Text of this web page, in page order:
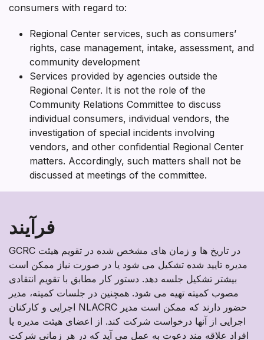
consumers with regard to:
Regional Center services, such as consumers’
rights, case management, intake, assessment, and
community development
Services provided by agencies outside the
Regional Center. It is not the role of the
Community Relations Committee to discuss
individual consumers, individual vendors, the
investigation of special incidents involving
vendors, and other confidential Regional Center
matters. Accordingly, such matters shall not be
discussed at meetings of the committee.
فرآیند
GCRC در تاریخ ها و زمان های مشخص شده در تقویم هیئت
مدیره تایید شده تشکیل می شود یا در صورت نیاز ممکن است
بیشتر تشکیل جلسه دهد. دستور کار مطابق با تقویم انتقادی
مصوب کمیته تهیه می شود. همچنین در جلسات کمیته، مدیر
اجرایی و کارکنان NLACRC حضور دارند که ممکن است مدیر
اجرایی از آنها درخواست شرکت کند. از اعضای هیئت مدیره یا
افراد علاقه مند دعوت به عمل می آید که در هر زمانی شرکت